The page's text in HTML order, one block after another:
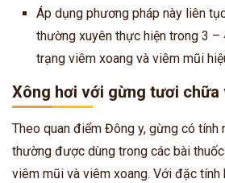
Áp dụng phương pháp này liên
thường xuyên thực hiện trong 3 –
trạng viêm xoang và viêm mũi
Xông hơi với gừng tươi chữa
Theo quan điểm Đông y, gừng có tính
thường được dùng trong các bài
viêm mũi và viêm xoang. Với đặc tính